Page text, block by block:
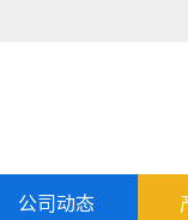
公司动态